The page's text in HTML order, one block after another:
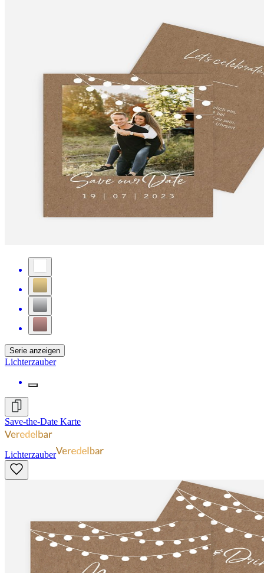
Serie anzeigen
Lichterzauber
Save-the-Date Karte
Lichterzauber